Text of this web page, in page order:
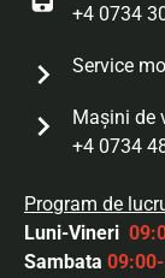
+4 0734
Service
Maşini de
+4 0734
Program de
Luni-Vineri
Sambata